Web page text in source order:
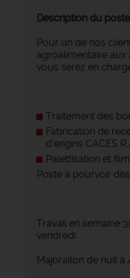
Description du poste
Pour un de nos
agroalimentaire aux
vous serez en
Traitement des
Fabrication de
d'engins CACES
Palettisation et
Poste à pourvoir
Travail en semaine
vendredi.
Majoraiton de nuit à